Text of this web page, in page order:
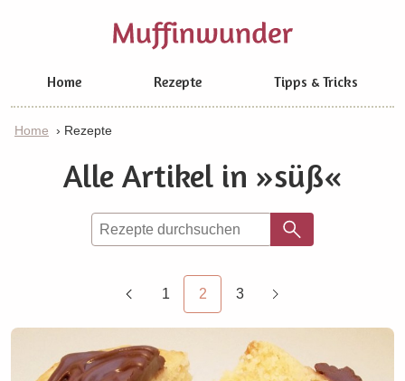
Home Rezepte Tipps & Tricks
Home › Rezepte
Alle Artikel in süß
1 2 3